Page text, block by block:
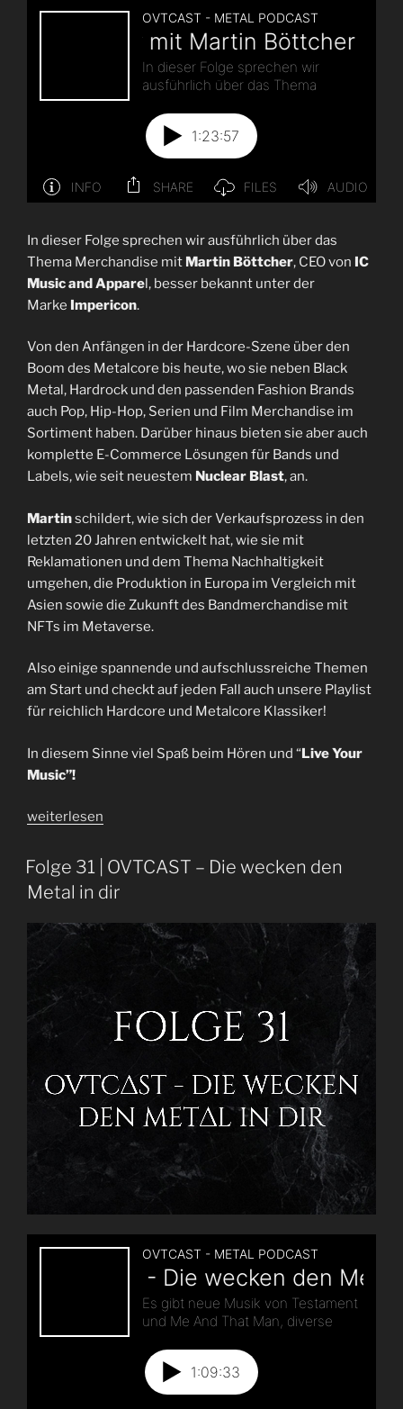
In dieser Folge sprechen wir ausführlich über das
Thema Merchandise mit Martin Böttcher, CEO von IC
Music and Apparel, besser bekannt unter der
Marke Impericon.
Von den Anfängen in der Hardcore-Szene über den
Boom des Metalcore bis heute, wo sie neben Black
Metal, Hardrock und den passenden Fashion Brands
auch Pop, Hip-Hop, Serien und Film Merchandise im
Sortiment haben. Darüber hinaus bieten sie aber auch
komplette E-Commerce Lösungen für Bands und
Labels, wie seit neuestem Nuclear Blast, an.
Martinschildert, wie sich der Verkaufsprozess in den
letzten 20 Jahren entwickelt hat, wie sie mit
Reklamationen und dem Thema Nachhaltigkeit
umgehen, die Produktion in Europa im Vergleich mit
Asien sowie die Zukunft des Bandmerchandise mit
NFTs im Metaverse.
Also einige spannende und aufschlussreiche Themen
am Start und checkt auf jeden Fall auch unsere Playlist
für reichlich Hardcore und Metalcore Klassiker!
In diesem Sinne viel Spaß beim Hören und “Live Your
Music”!
„Impericon
Interview
Martin
Böttcher
I50“
weiterlesen
Folge 31 | OVTCAST – Die wecken den
Metal in dir